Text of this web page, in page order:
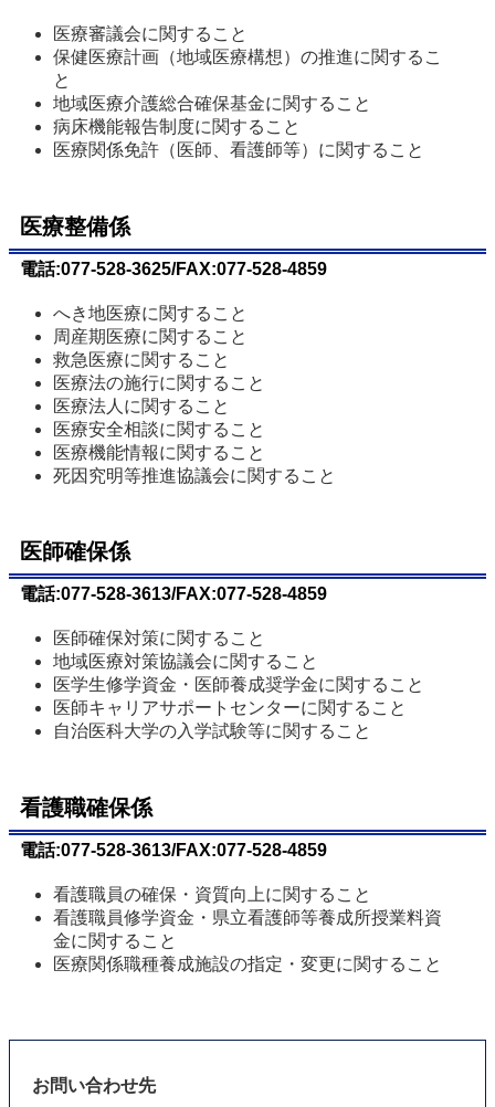
医療審議会に関すること
保健医療計画（地域医療構想）の推進に関するこ
と
地域医療介護総合確保基金に関すること
病床機能報告制度に関すること
医療関係免許（医師、看護師等）に関すること
医療整備係
電話:077-528-3625/FAX:077-528-4859
へき地医療に関すること
周産期医療に関すること
救急医療に関すること
医療法の施行に関すること
医療法人に関すること
医療安全相談に関すること
医療機能情報に関すること
死因究明等推進協議会に関すること
医師確保係
電話:077-528-3613/FAX:077-528-4859
医師確保対策に関すること
地域医療対策協議会に関すること
医学生修学資金・医師養成奨学金に関すること
医師キャリアサポートセンターに関すること
自治医科大学の入学試験等に関すること
看護職確保係
電話:077-528-3613/FAX:077-528-4859
看護職員の確保・資質向上に関すること
看護職員修学資金・県立看護師等養成所授業料資
金に関すること
医療関係職種養成施設の指定・変更に関すること
お問い合わせ先